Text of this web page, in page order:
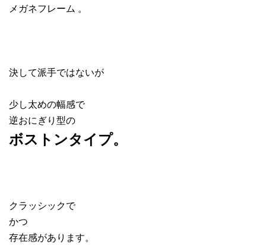
メガネフレーム 。
決して派手ではないが
少し太めの幅感で
逆おにぎり型の
ボストンタイプ。
クラッシックで
かつ
存在感があります。